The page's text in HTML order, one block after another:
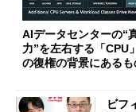
AIデータセンターの“
力”を左右する「
の復権の背景にあるも
ビフ